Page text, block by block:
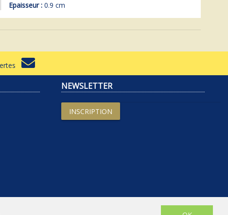
Epaisseur : 0.9 cm
NEWSLETTER
INSCRIPTION